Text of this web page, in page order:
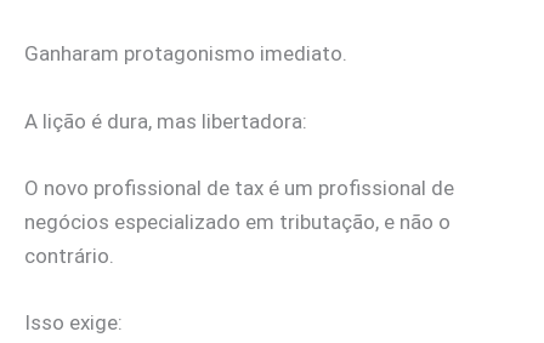
Ganharam protagonismo imediato.
A lição é dura, mas libertadora:
O novo profissional de tax é um profissional de
negócios especializado em tributação, e não o
contrário.
Isso exige: